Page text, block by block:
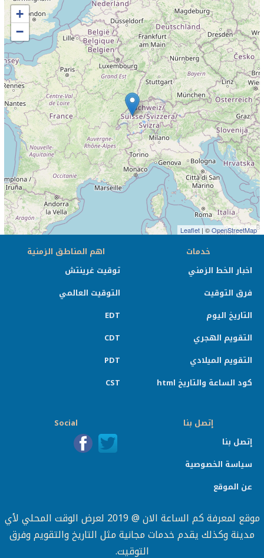
+
−
Leaflet | ©OpenStreetMap
خدمات
اخبار الخط الزمني
فرق التوقيت
التاريخ اليوم
التقويم الهجري
التقويم الميلادي
كود الساعة والتاريخ html
اهم المناطق الزمنية
توقيت غرينتش
التوقيت العالمي
EDT
CDT
PDT
CST
إتصل بنا
إتصل بنا
سياسة الخصوصية
عن الموقع
Social
موقع لمعرفة كم الساعة الان @ 2019 لعرض الوقت المحلي لأي
مدينة وكذلك يقدم خدمات مجانية مثل التاريخ والتقويم وفرق
التوقيت.